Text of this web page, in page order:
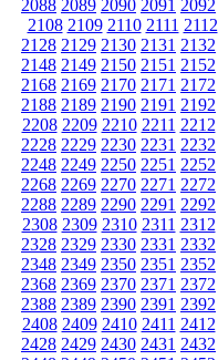
2088 2089 2090 2091 2092
2108 2109 2110 2111 2112
2128 2129 2130 2131 2132
2148 2149 2150 2151 2152
2168 2169 2170 2171 2172
2188 2189 2190 2191 2192
2208 2209 2210 2211 2212
2228 2229 2230 2231 2232
2248 2249 2250 2251 2252
2268 2269 2270 2271 2272
2288 2289 2290 2291 2292
2308 2309 2310 2311 2312
2328 2329 2330 2331 2332
2348 2349 2350 2351 2352
2368 2369 2370 2371 2372
2388 2389 2390 2391 2392
2408 2409 2410 2411 2412
2428 2429 2430 2431 2432